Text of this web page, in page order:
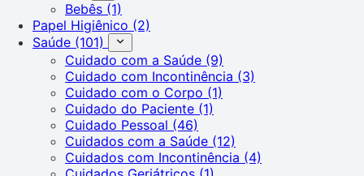
Bebês (1)
Papel Higiênico (2)
Saúde (101)
Cuidado com a Saúde (9)
Cuidado com Incontinência (3)
Cuidado com o Corpo (1)
Cuidado do Paciente (1)
Cuidado Pessoal (46)
Cuidados com a Saúde (12)
Cuidados com Incontinência (4)